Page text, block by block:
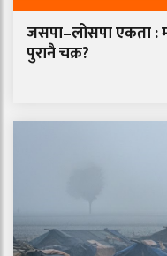
जसपा–लोसपा एकता :
पुरानै चक्र?